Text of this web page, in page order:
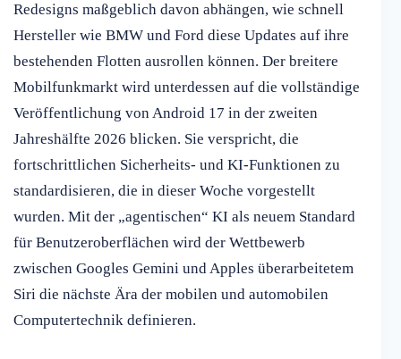
Redesigns maßgeblich davon abhängen, wie schnell
Hersteller wie BMW und Ford diese Updates auf ihre
bestehenden Flotten ausrollen können. Der breitere
Mobilfunkmarkt wird unterdessen auf die vollständige
Veröffentlichung von Android 17 in der zweiten
Jahreshälfte 2026 blicken. Sie verspricht, die
fortschrittlichen Sicherheits- und KI-Funktionen zu
standardisieren, die in dieser Woche vorgestellt
wurden. Mit der „agentischen“ KI als neuem Standard
für Benutzeroberflächen wird der Wettbewerb
zwischen Googles Gemini und Apples überarbeitetem
Siri die nächste Ära der mobilen und automobilen
Computertechnik definieren.